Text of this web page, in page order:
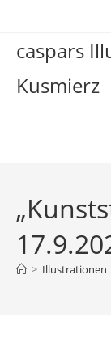
springen
caspars
Kusmierz
> Illustrationen